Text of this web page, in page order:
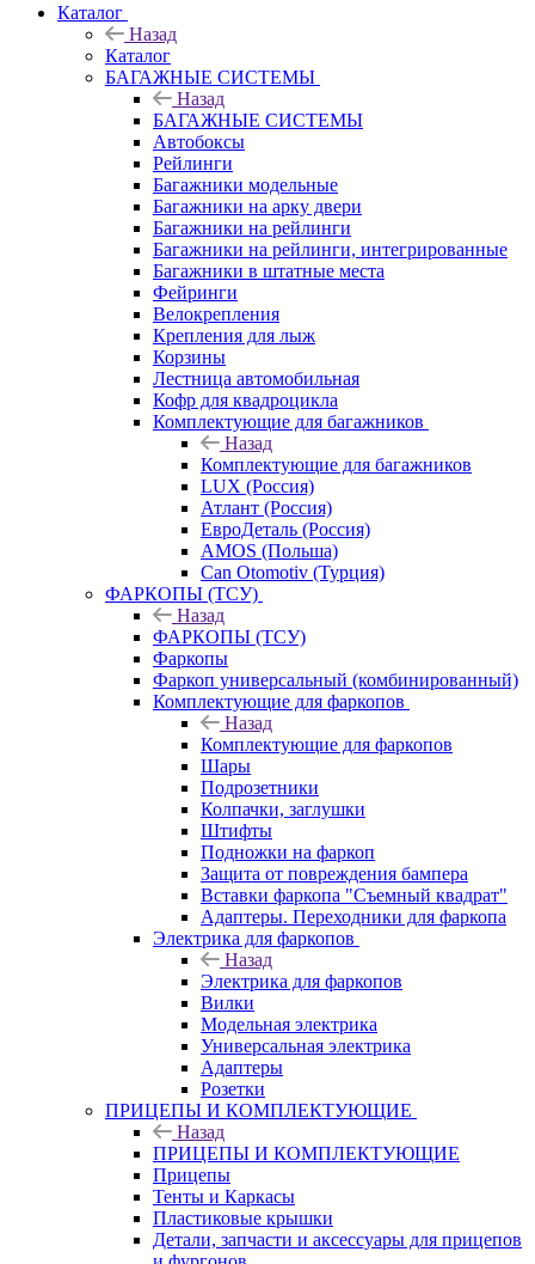
Каталог
Назад
Каталог
БАГАЖНЫЕ СИСТЕМЫ
Назад
БАГАЖНЫЕ СИСТЕМЫ
Автобоксы
Рейлинги
Багажники модельные
Багажники на арку двери
Багажники на рейлинги
Багажники на рейлинги, интегрированные
Багажники в штатные места
Фейринги
Велокрепления
Крепления для лыж
Корзины
Лестница автомобильная
Кофр для квадроцикла
Комплектующие для багажников
Назад
Комплектующие для багажников
LUX (Россия)
Атлант (Россия)
ЕвроДеталь (Россия)
AMOS (Польша)
Can Otomotiv (Турция)
ФАРКОПЫ (ТСУ)
Назад
ФАРКОПЫ (ТСУ)
Фаркопы
Фаркоп универсальный (комбинированный)
Комплектующие для фаркопов
Назад
Комплектующие для фаркопов
Шары
Подрозетники
Колпачки, заглушки
Штифты
Подножки на фаркоп
Защита от повреждения бампера
Вставки фаркопа "Съемный квадрат"
Адаптеры. Переходники для фаркопа
Электрика для фаркопов
Назад
Электрика для фаркопов
Вилки
Модельная электрика
Универсальная электрика
Адаптеры
Розетки
ПРИЦЕПЫ И КОМПЛЕКТУЮЩИЕ
Назад
ПРИЦЕПЫ И КОМПЛЕКТУЮЩИЕ
Прицепы
Тенты и Каркасы
Пластиковые крышки
Детали, запчасти и аксессуары для прицепов